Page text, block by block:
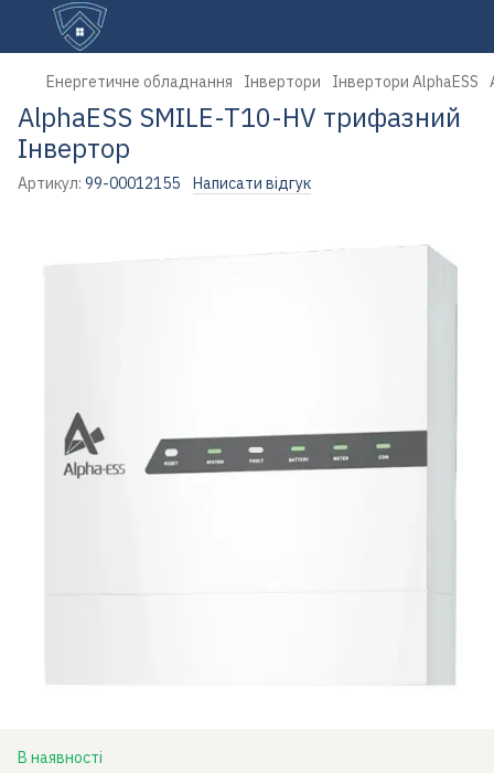
Енергетичне обладнання Інвертори Інвертори AlphaESS
AlphaESS SMILE-T10-HV трифазний
Інвертор
Артикул: 99-00012155 Написати відгук
В наявності